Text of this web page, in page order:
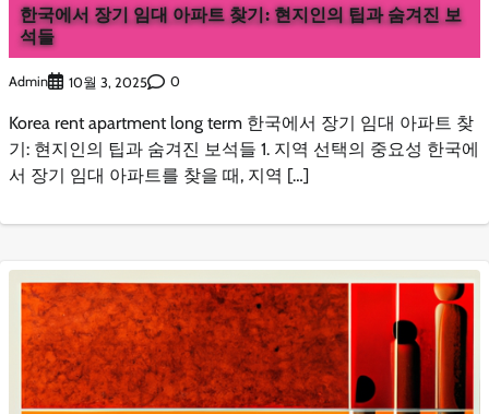
한국에서 장기 임대 아파트 찾기: 현지인의 팁과 숨겨진 보
석들
Admin 10월 3, 2025 0
Korea rent apartment long term 한국에서 장기 임대 아파트 찾
기: 현지인의 팁과 숨겨진 보석들 1. 지역 선택의 중요성 한국에
서 장기 임대 아파트를 찾을 때, 지역 […]